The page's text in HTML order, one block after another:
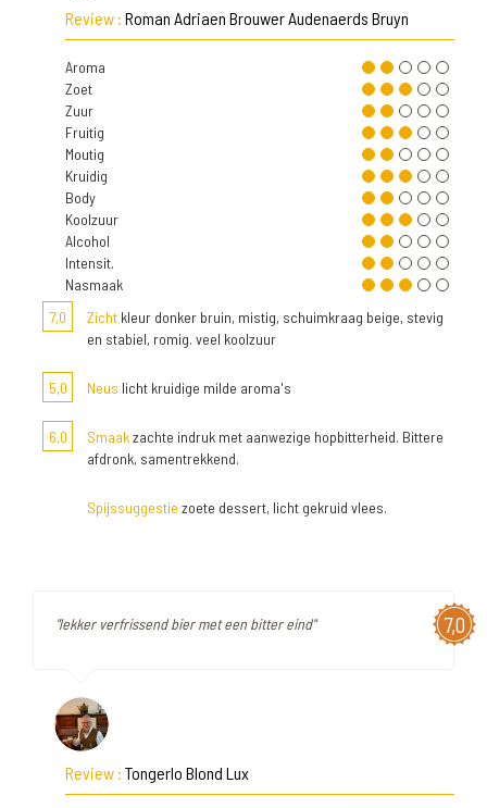
Review : Roman Adriaen Brouwer Audenaerds Bruyn
Aroma
Zoet
Zuur
Fruitig
Moutig
Kruidig
Body
Koolzuur
Alcohol
Intensit.
Nasmaak
7,0
Zicht kleur donker bruin, mistig, schuimkraag beige, stevig
en stabiel, romig. veel koolzuur
5,0 Neus licht kruidige milde aroma's
6,0 Smaakzachte indruk met aanwezige hopbitterheid. Bittere
afdronk, samentrekkend.
Spijssuggestie zoete dessert, licht gekruid vlees.
7,0
"lekker verfrissend bier met een bitter eind"
Review : Tongerlo Blond Lux